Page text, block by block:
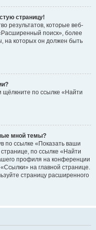
страницу!
результатов, которые веб-
поиск», более
на которых он должен быть
щёлкните по ссылке «Найти
мной темы?
по ссылке «Показать ваши
по ссылке «Найти
профиля на конференции
на главной странице.
страницу расширенного